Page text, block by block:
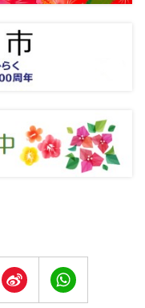
Sina
Weibo
WhatsApp